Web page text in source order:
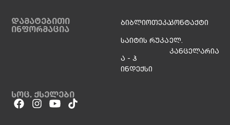
დამატებითი
ინფორმაცია
ბიბლიოთეკა
საიტის რუკა
ა - ჰ
ინდექსი
კონტაქტი
ელ.
კანცელარია
სოც. ქსელები